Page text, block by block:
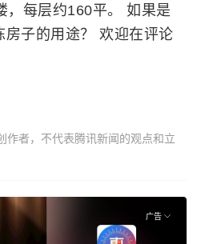
，每层约160平。 如果是
房子的用途？ 欢迎在评论
作者，不代表腾讯新闻的观点和立
广告